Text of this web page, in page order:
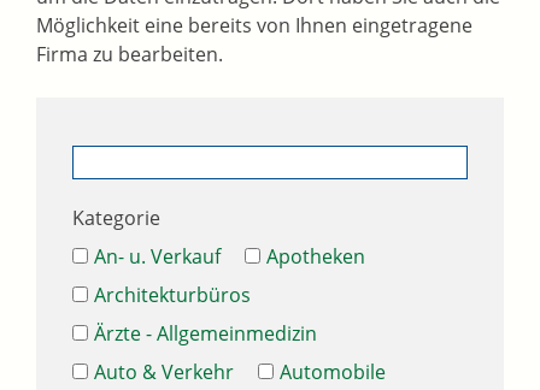
Möglichkeit eine bereits von Ihnen eingetragene
Firma zu bearbeiten.
Kategorie
An- u. Verkauf
Apotheken
Architekturbüros
Ärzte - Allgemeinmedizin
Auto & Verkehr
Automobile